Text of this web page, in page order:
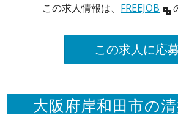
この求人情報は、 FREEJOB
この求人に応
大阪府岸和田市の